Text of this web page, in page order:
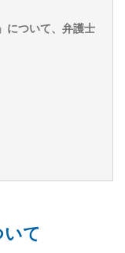
について、弁護士
いて